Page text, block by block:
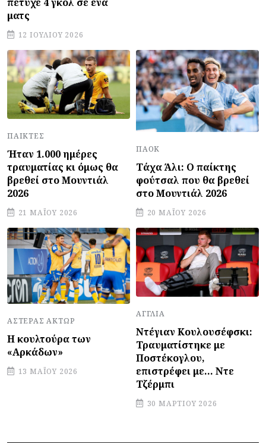
ματς
12 ΙΟΥΛΊΟΥ 2026
ΠΑΊΚΤΕΣ
Ήταν 1.000 ημέρες
τραυματίας κι όμως θα
βρεθεί στο Μουντιάλ
2026
21 ΜΑΪ́ΟΥ 2026
ΠΑΟΚ
Τάχα Άλι: Ο παίκτης
φούτσαλ που θα βρεθεί
στο Μουντιάλ 2026
20 ΜΑΪ́ΟΥ 2026
ΑΣΤΈΡΑΣ ΆΚΤΩΡ
Η κουλτούρα των
«Αρκάδων»
13 ΜΑΪ́ΟΥ 2026
ΑΓΓΛΊΑ
Ντέγιαν Κουλουσέφσκι:
Τραυματίστηκε με
Ποστέκογλου,
επιστρέφει με... Ντε
Τζέρμπι
30 ΜΑΡΤΊΟΥ 2026